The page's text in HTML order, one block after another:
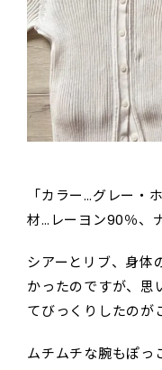
「カラー…グレー
材…レーヨン90％、
シアーとリブ、身体
かったのですが、思
てびっくりしたのが
ムチムチな腕もぽっ